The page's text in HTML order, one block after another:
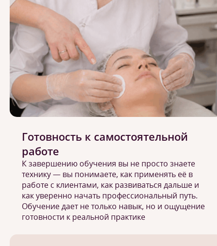
Готовность к самостоятельной
работе
К завершению обучения вы не просто знаете
технику — вы понимаете, как применять её в
работе с клиентами, как развиваться дальше и
как уверенно начать профессиональный путь.
Обучение дает не только навык, но и ощущение
готовности к реальной практике